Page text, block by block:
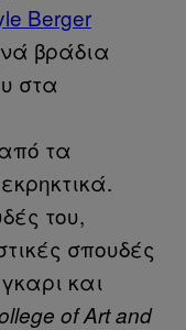
Berger
βράδια
στα
τα
του,
σπουδές
και
of Art and